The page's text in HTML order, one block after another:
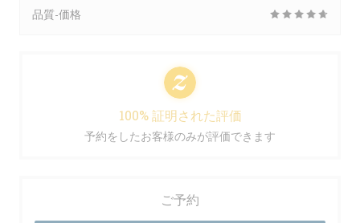
品質-価格
100% 証明された評価
予約をしたお客様のみが評価できます
ご予約